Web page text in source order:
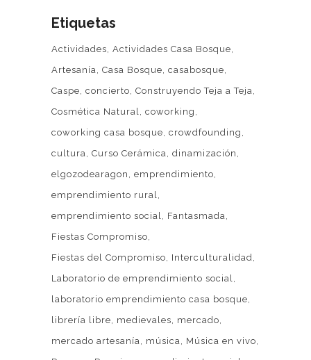
Etiquetas
Actividades Actividades Casa Bosque
Artesanía Casa Bosque casabosque
Caspe concierto Construyendo Teja a Teja
Cosmética Natural coworking
coworking casa bosque crowdfounding
cultura Curso Cerámica dinamización
elgozodearagon
emprendimiento
emprendimiento rural
emprendimiento social
Fantasmada
Fiestas Compromiso
Fiestas del Compromiso
Interculturalidad
Laboratorio de emprendimiento social
laboratorio emprendimiento casa bosque
librería libre
medievales
mercado
mercado artesanía
música
Música en vivo